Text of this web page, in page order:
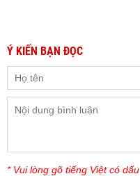
Ý KIẾN BẠN ĐỌC
* Vui lòng gõ tiếng Việt có dấu